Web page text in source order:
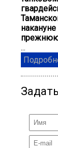
прежнюю
...